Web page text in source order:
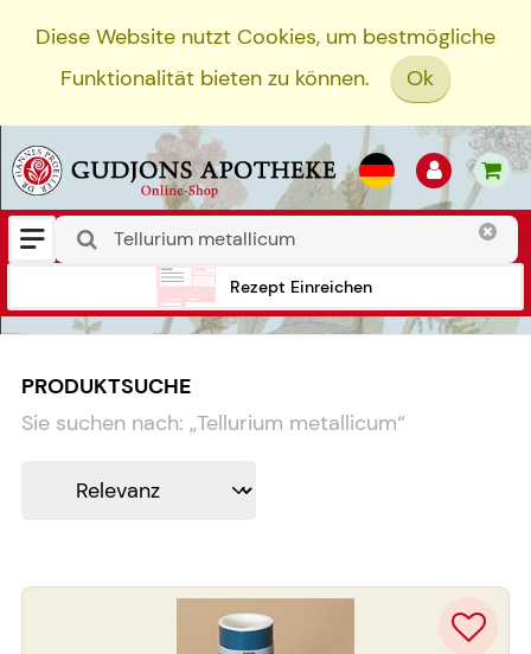
Diese Website nutzt Cookies, um bestmögliche
Funktionalität bieten zu können.
Ok
Rezept Einreichen
PRODUKTSUCHE
Sie suchen nach: „Tellurium metallicum“